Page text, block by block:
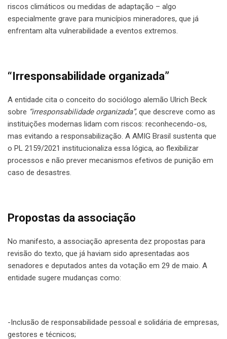
riscos climáticos ou medidas de adaptação – algo
especialmente grave para municípios mineradores, que já
enfrentam alta vulnerabilidade a eventos extremos.
“Irresponsabilidade organizada”
A entidade cita o conceito do sociólogo alemão Ulrich Beck
sobre “irresponsabilidade organizada”, que descreve como as
instituições modernas lidam com riscos: reconhecendo-os,
mas evitando a responsabilização. A AMIG Brasil sustenta que
o PL 2159/2021 institucionaliza essa lógica, ao flexibilizar
processos e não prever mecanismos efetivos de punição em
caso de desastres.
Propostas da associação
No manifesto, a associação apresenta dez propostas para
revisão do texto, que já haviam sido apresentadas aos
senadores e deputados antes da votação em 29 de maio. A
entidade sugere mudanças como:
-Inclusão de responsabilidade pessoal e solidária de empresas,
gestores e técnicos;